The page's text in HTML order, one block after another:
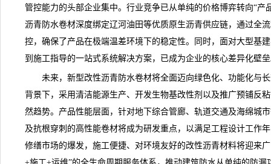
管控能力的头部企业集中。行业竞争已从单纯的价格博弈转向“产
沥青防水卷材深度绑定辽河油田等优质原生沥青供应链，通过全
控，确保了产品在极端温差环境下的稳定性。同时，面对大型基
到施工指导的一站式系统解决方案，已成为企业的核心差异化壁
未来，新型改性沥青防水卷材将全面迈向绿色化、功能化与
背景下，采用清洁能源生产、开发生物基改性剂以及推广预铺反
然趋势。产品性能层面，针对地下综合管廊、轨道交通及海绵城
及抗根穿刺的高性能卷材将成为研发重点，以满足工程设计工作
修缮市场的爆发，施工便捷、对环境友好的改性沥青材料将迎来